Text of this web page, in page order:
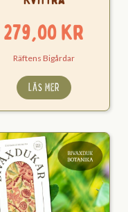
279,00kr
Räftens Bigårdar
LÄS MER